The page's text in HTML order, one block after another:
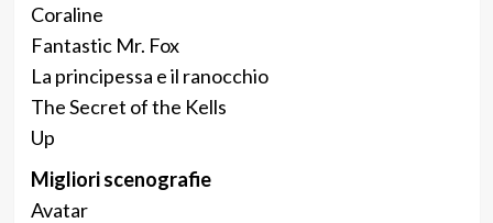
Coraline
Fantastic Mr. Fox
La principessa e il ranocchio
The Secret of the Kells
Up
Migliori scenografie
Avatar